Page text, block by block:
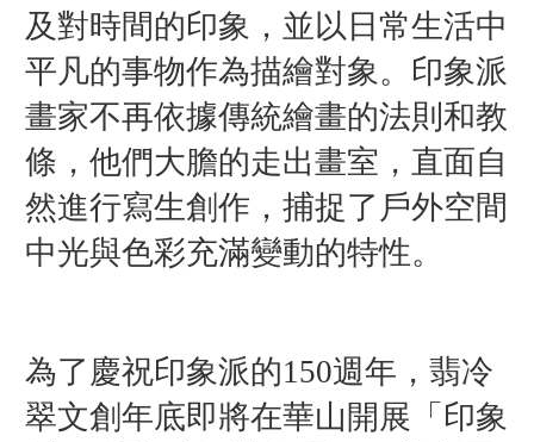
及對時間的印象，並以日常生活中
平凡的事物作為描繪對象。印象派
畫家不再依據傳統繪畫的法則和教
條，他們大膽的走出畫室，直面自
然進行寫生創作，捕捉了戶外空間
中光與色彩充滿變動的特性。
為了慶祝印象派的150週年，翡冷
翠文創年底即將在華山開展「印象